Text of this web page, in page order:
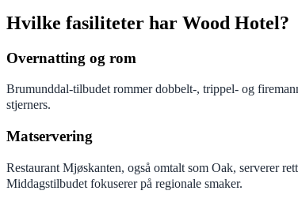
Hvilke fasiliteter har Wood Hotel?
Overnatting og rom
Brumunddal-tilbudet rommer dobbelt-, trippel- og
stjerners.
Matservering
Restaurant Mjøskanten, også omtalt som Oak, serverer
Middagstilbudet fokuserer på regionale smaker.